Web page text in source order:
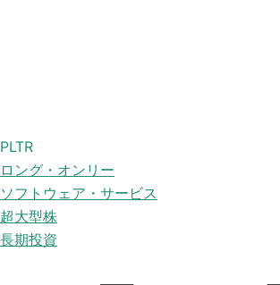
PLTR
ロング・オンリー
ソフトウェア・サービス
超大型株
長期投資